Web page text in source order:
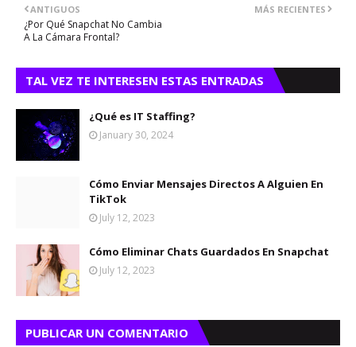
MÁS RECIENTES
ANTIGUOS
¿Por Qué Snapchat No Cambia
A La Cámara Frontal?
TAL VEZ TE INTERESEN ESTAS ENTRADAS
¿Qué es IT Staffing?
January 30, 2024
Cómo Enviar Mensajes Directos A Alguien En
TikTok
July 12, 2023
Cómo Eliminar Chats Guardados En Snapchat
July 12, 2023
PUBLICAR UN COMENTARIO